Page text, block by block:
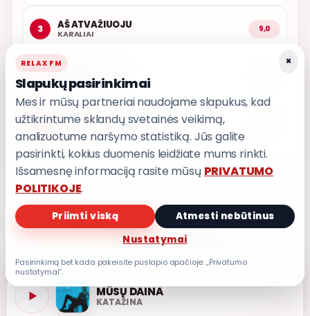
3 AŠ ATVAŽIUOJU
KARALIAI 9,0
INARA
5 PASKUBĖK VAŽIUOTI
PRIVATUMO POLITIKA
Privatumo nustatymai
MŪSŲ DAINA
KATAŽINA
×
RELAX FM
Slapukų pasirinkimai
Mes ir mūsų partneriai naudojame slapukus, kad
užtikrintume sklandų svetainės veikimą,
analizuotume naršymo statistiką. Jūs galite
pasirinkti, kokius duomenis leidžiate mums rinkti.
Išsamesnę informaciją rasite mūsų PRIVATUMO
POLITIKOJE.
Priimti viską
Atmesti nebūtinus
Nustatymai
Pasirinkimą bet kada pakeisite puslapio apačioje: „Privatumo
nustatymai“.